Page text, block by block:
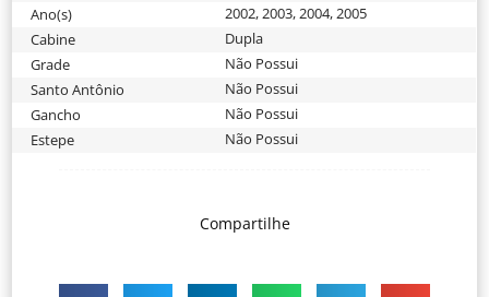
Ano(s)
2002,2003,2004,2005
Cabine
Dupla
Grade
Não Possui
Santo Antônio
Não Possui
Gancho
Não Possui
Estepe
Não Possui
Compartilhe